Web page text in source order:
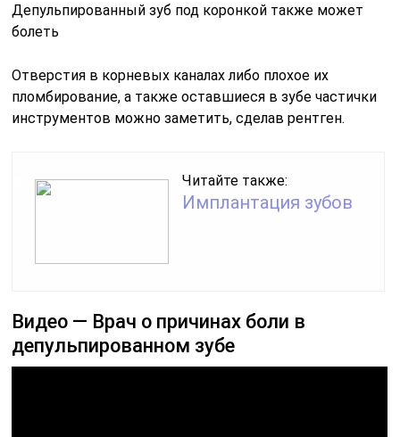
Депульпированный зуб под коронкой также может
болеть
Отверстия в корневых каналах либо плохое их
пломбирование, а также оставшиеся в зубе частички
инструментов можно заметить, сделав рентген.
Читайте также:
Имплантация зубов
Видео — Врач о причинах боли в
депульпированном зубе